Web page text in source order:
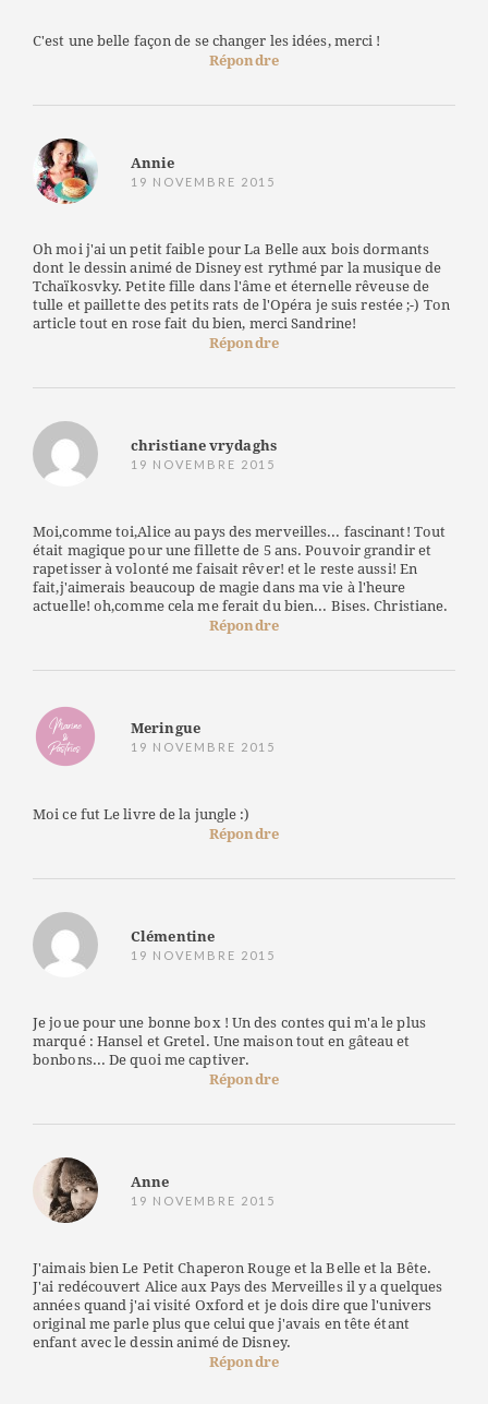
C'est une belle façon de se changer les idées, merci !
Répondre
Annie
19 NOVEMBRE 2015
Oh moi j'ai un petit faible pour La Belle aux bois dormants
dont le dessin animé de Disney est rythmé par la musique de
Tchaïkosvky. Petite fille dans l'âme et éternelle rêveuse de
tulle et paillette des petits rats de l'Opéra je suis restée ;-) Ton
article tout en rose fait du bien, merci Sandrine!
Répondre
christiane vrydaghs
19 NOVEMBRE 2015
Moi,comme toi,Alice au pays des merveilles... fascinant! Tout
était magique pour une fillette de 5 ans. Pouvoir grandir et
rapetisser à volonté me faisait rêver! et le reste aussi! En
fait,j'aimerais beaucoup de magie dans ma vie à l'heure
actuelle! oh,comme cela me ferait du bien... Bises. Christiane.
Répondre
Meringue
19 NOVEMBRE 2015
Moi ce fut Le livre de la jungle :)
Répondre
Clémentine
19 NOVEMBRE 2015
Je joue pour une bonne box ! Un des contes qui m'a le plus
marqué : Hansel et Gretel. Une maison tout en gâteau et
bonbons... De quoi me captiver.
Répondre
Anne
19 NOVEMBRE 2015
J'aimais bien Le Petit Chaperon Rouge et la Belle et la Bête.
J'ai redécouvert Alice aux Pays des Merveilles il y a quelques
années quand j'ai visité Oxford et je dois dire que l'univers
original me parle plus que celui que j'avais en tête étant
enfant avec le dessin animé de Disney.
Répondre